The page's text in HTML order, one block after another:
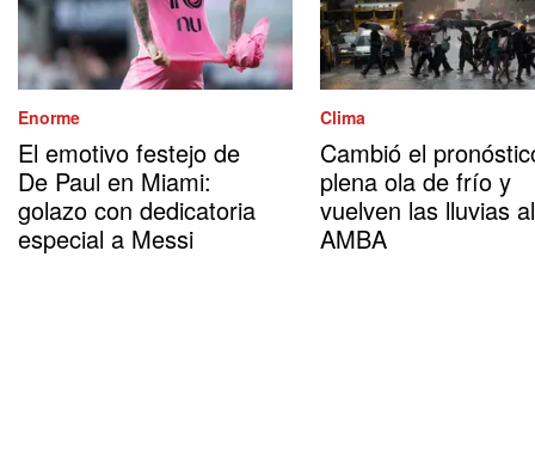
Enorme
El emotivo festejo de
De Paul en Miami:
golazo con dedicatoria
especial a Messi
Clima
Cambió el
plena ola de frío y
vuelven las lluvias al
AMBA